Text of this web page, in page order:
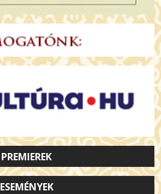
PREMIEREK
ESEMÉNYEK